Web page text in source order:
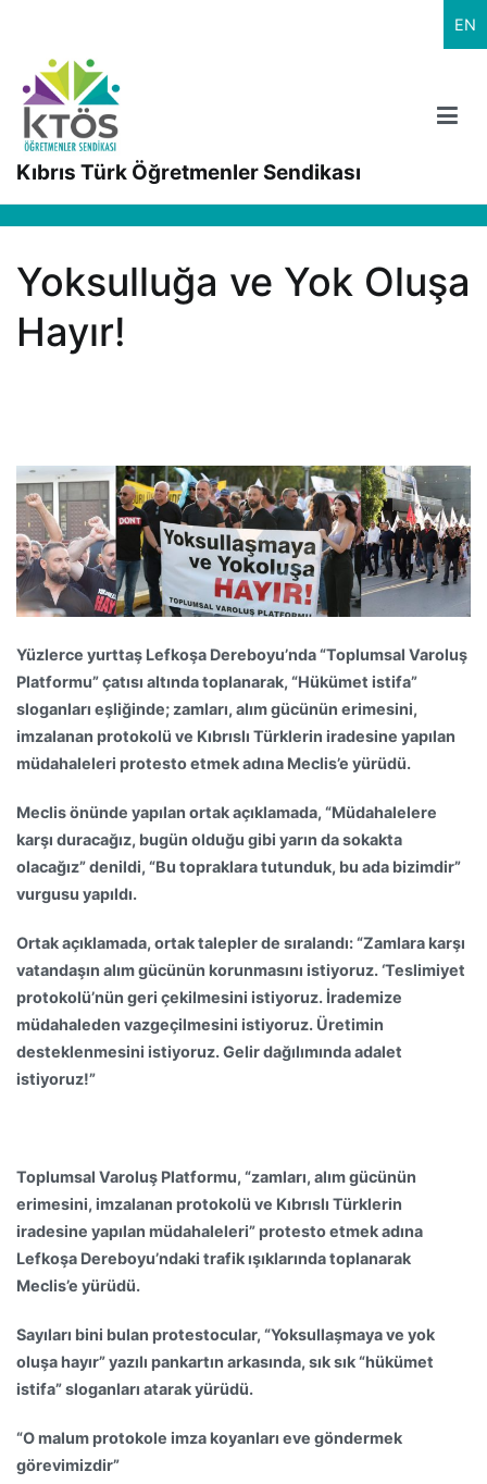
EN
Kıbrıs Türk Öğretmenler Sendikası
Yoksulluğa ve Yok Oluşa
Hayır!
Yüzlerce yurttaş Lefkoşa Dereboyu’nda “Toplumsal Varoluş
Platformu” çatısı altında toplanarak, “Hükümet istifa”
sloganları eşliğinde; zamları, alım gücünün erimesini,
imzalanan protokolü ve Kıbrıslı Türklerin iradesine yapılan
müdahaleleri protesto etmek adına Meclis’e yürüdü.
Meclis önünde yapılan ortak açıklamada, “Müdahalelere
karşı duracağız, bugün olduğu gibi yarın da sokakta
olacağız” denildi, “Bu topraklara tutunduk, bu ada bizimdir”
vurgusu yapıldı.
Ortak açıklamada, ortak talepler de sıralandı: “Zamlara karşı
vatandaşın alım gücünün korunmasını istiyoruz. ‘Teslimiyet
protokolü’nün geri çekilmesini istiyoruz. İrademize
müdahaleden vazgeçilmesini istiyoruz. Üretimin
desteklenmesini istiyoruz. Gelir dağılımında adalet
istiyoruz!”
Toplumsal Varoluş Platformu, “zamları, alım gücünün
erimesini, imzalanan protokolü ve Kıbrıslı Türklerin
iradesine yapılan müdahaleleri” protesto etmek adına
Lefkoşa Dereboyu’ndaki trafik ışıklarında toplanarak
Meclis’e yürüdü.
Sayıları bini bulan protestocular, “Yoksullaşmaya ve yok
oluşa hayır” yazılı pankartın arkasında, sık sık “hükümet
istifa” sloganları atarak yürüdü.
“O malum protokole imza koyanları eve göndermek
görevimizdir”